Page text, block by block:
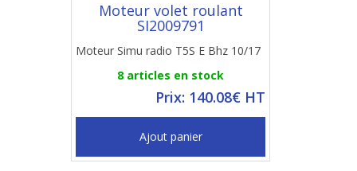
Moteur volet roulant
SI2009791
Moteur Simu radio T5S E Bhz 10/17
8 articles en stock
Prix: 140.08€ HT
Ajout panier